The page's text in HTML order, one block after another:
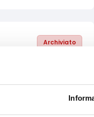
Archiviato